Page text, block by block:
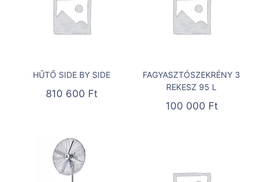
HŰTŐ SIDE BY SIDE
810 600 Ft
FAGYASZTÓSZEKRÉNY 3
REKESZ 95 L
100 000 Ft